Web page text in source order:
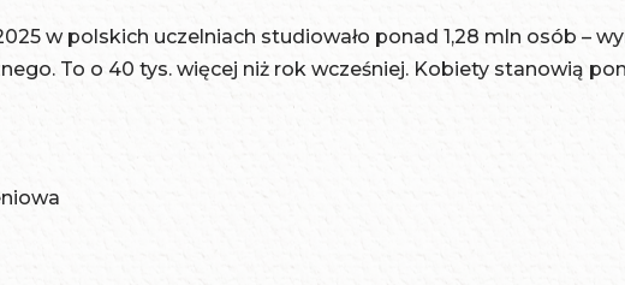
w polskich uczelniach studiowało ponad 1,28 mln osób –
To o 40 tys. więcej niż rok wcześniej. Kobiety stanowią